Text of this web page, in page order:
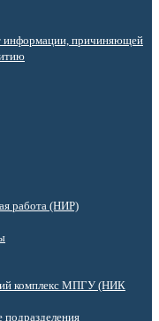
информации, причиняющей
работа (НИР)
комплекс МПГУ (НИК
подразделения